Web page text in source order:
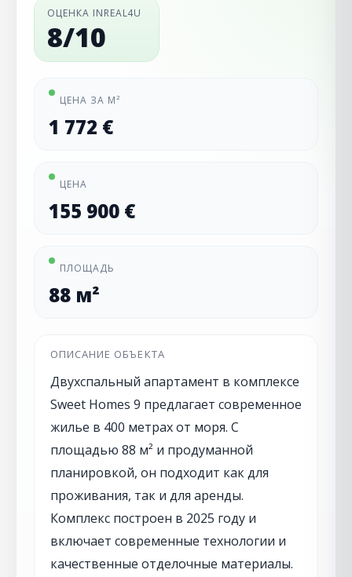
ОЦЕНКА INREAL4U
8/10
ЦЕНА ЗА М²
1 772 €
ЦЕНА
155 900 €
ПЛОЩАДЬ
88 м²
ОПИСАНИЕ ОБЪЕКТА
Двухспальный апартамент в комплексе
Sweet Homes 9 предлагает современное
жилье в 400 метрах от моря. С
площадью 88 м² и продуманной
планировкой, он подходит как для
проживания, так и для аренды.
Комплекс построен в 2025 году и
включает современные технологии и
качественные отделочные материалы.